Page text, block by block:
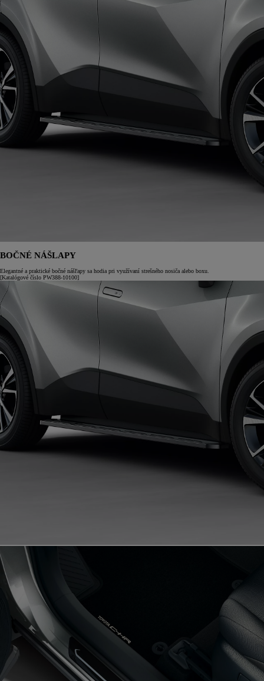
BOČNÉ NÁŠLAPY
Elegantné a praktické bočné nášľapy sa hodia pri využívaní strešného nosiča alebo boxu.
[Katalógové číslo PW388-10100]